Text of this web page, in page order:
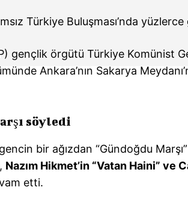
Türkiye Buluşması’nda
gençlik örgütü Türkiye Komünist
Ankara’nın Sakarya
söyledi
bir ağızdan “Gündoğdu
Nazım Hikmet’in “Vatan Haini” ve
etti.